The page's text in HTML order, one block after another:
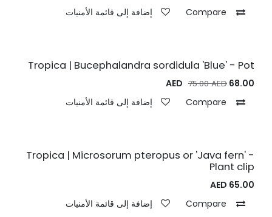
Compare
إضافة إلى قائمة الأمنيات
Tropica | Bucephalandra sordidula 'Blue' - Pot
68.00
75.00AED
Compare إضافة إلى قائمة الأمنيات
Tropica | Microsorum pteropus or 'Java fern' -
Plant clip
65.00
Compare
إضافة إلى قائمة الأمنيات